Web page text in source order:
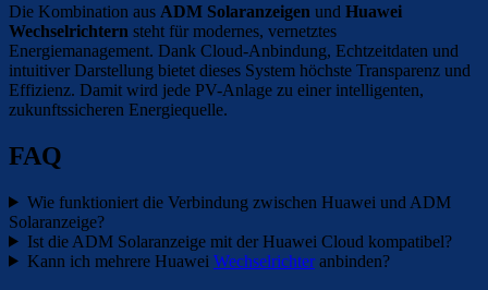
Die Kombination aus ADM Solaranzeigen und Huawei
Wechselrichtern steht für modernes, vernetztes
Energiemanagement. Dank Cloud-Anbindung, Echtzeitdaten und
intuitiver Darstellung bietet dieses System höchste Transparenz und
Effizienz. Damit wird jede PV-Anlage zu einer intelligenten,
zukunftssicheren Energiequelle.
FAQ
Wie funktioniert die Verbindung zwischen Huawei und ADM
Solaranzeige?
Ist die ADM Solaranzeige mit der Huawei Cloud kompatibel?
Kann ich mehrere Huawei Wechselrichteranbinden?